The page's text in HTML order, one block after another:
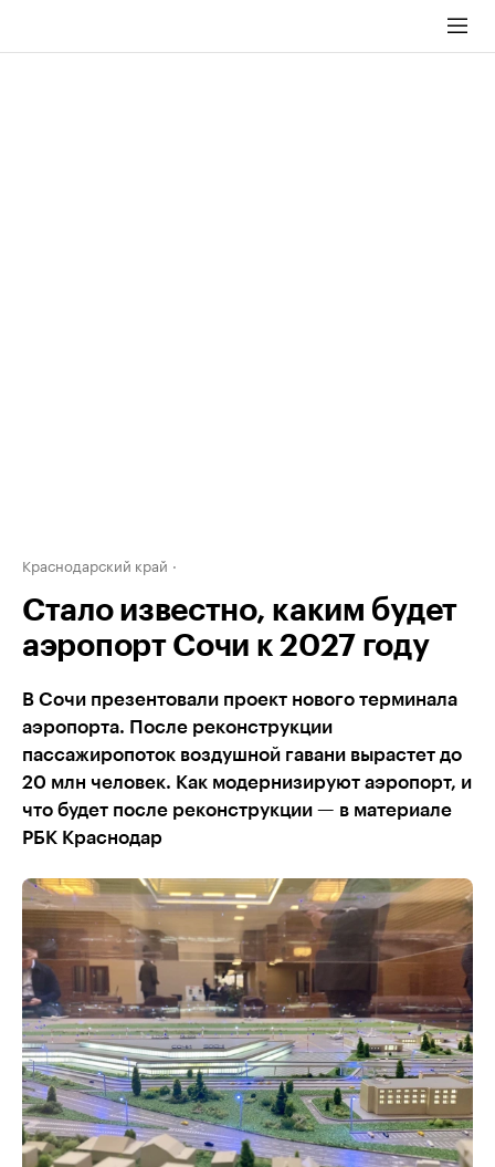
Краснодарский край
Стало известно, каким будет
аэропорт Сочи к 2027 году
В Сочи презентовали проект нового терминала
аэропорта. После реконструкции
пассажиропоток воздушной гавани вырастет до
20 млн человек. Как модернизируют аэропорт, и
что будет после реконструкции — в материале
РБК Краснодар